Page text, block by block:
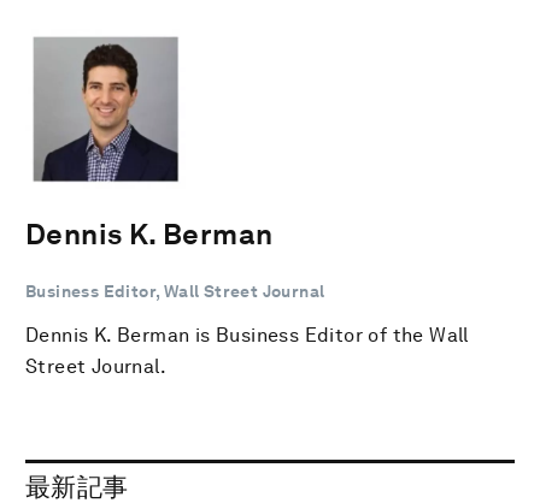
Dennis K. Berman
Business Editor, Wall Street Journal
Dennis K. Berman is Business Editor of the Wall
Street Journal.
最新記事